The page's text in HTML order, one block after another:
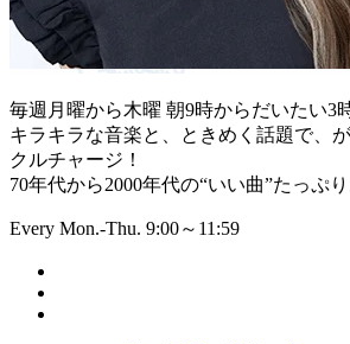
毎週月曜から木曜 朝9時からだいたい3
キラキラな音楽と、ときめく話題で、
クルチャージ！
70年代から2000年代の“いい曲”たっぷ
Every Mon.-Thu. 9:00～11:59